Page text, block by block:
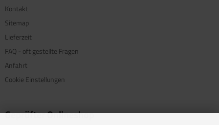
Kontakt
Sitemap
Lieferzeit
FAQ - oft gestellte Fragen
Anfahrt
Cookie Einstellungen
Geprüfter Onlineshop